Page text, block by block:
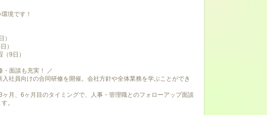
境です！
）
）
9日）
・面談も充実！ ／
入社員向けの合同研修を開催。会社方針や全体業務を学ぶことができ
ヶ月、6ヶ月目のタイミングで、人事・管理職とのフォローアップ面談
。